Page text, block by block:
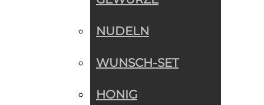
NUDELN
WUNSCH-SET
HONIG